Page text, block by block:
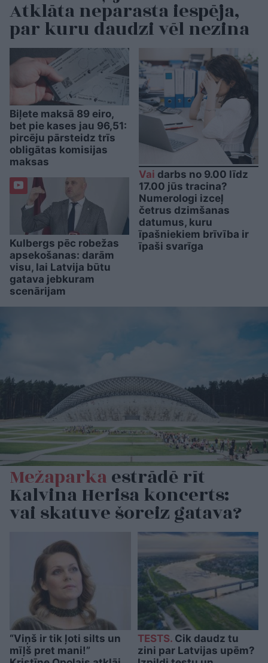
Atklāta neparasta iespēja,
par kuru daudzi vēl nezina
Biļete maksā 89 eiro,
bet pie kases jau 96,51:
pircēju pārsteidz trīs
obligātas komisijas
maksas
Kulbergs pēc robežas
apsekošanas: darām
visu, lai Latvija būtu
gatava jebkuram
scenārijam
Vai darbs no 9.00 līdz
17.00 jūs tracina?
Numerologi izceļ
četrus dzimšanas
datumus, kuru
īpašniekiem brīvība ir
īpaši svarīga
Mežaparkaestrādē rīt
Kalvina Herisa koncerts:
vai skatuve šoreiz gatava?
“Viņš ir tik ļoti silts un
mīļš pret mani!”
TESTS.Cik daudz tu
zini par Latvijas upēm?